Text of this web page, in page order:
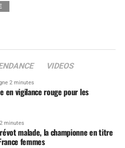
VIDEOS
2 minutes
en vigilance rouge pour les
minutes
malade, la championne en titre
femmes